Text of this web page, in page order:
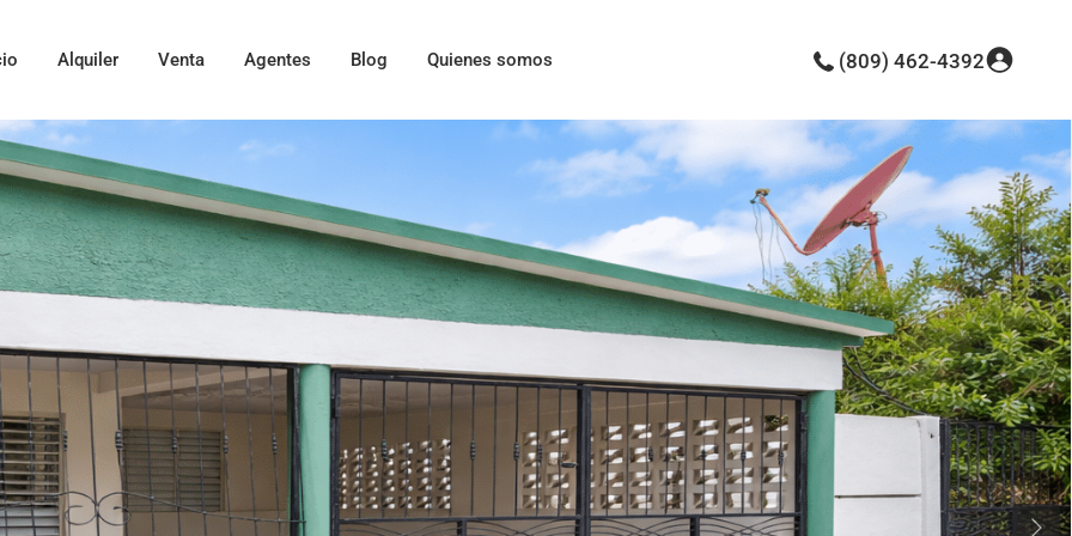
Alquiler Venta Agentes Blog Quienes somos (809) 462-4392